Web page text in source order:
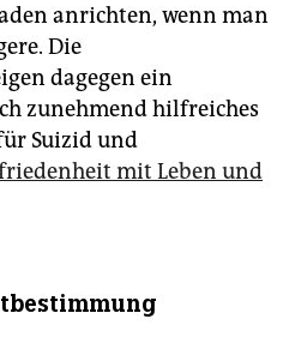
anrichten, wenn man
Die
dagegen ein
zunehmend hilfreiches
Suizid und
mit Leben und